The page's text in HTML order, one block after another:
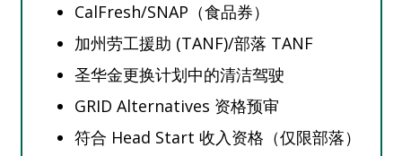
CalFresh/SNAP（食品券）
加州劳工援助 (TANF)/部落 TANF
圣华金更换计划中的清洁驾驶
GRID Alternatives 资格预审
符合 Head Start 收入资格（仅限部落）